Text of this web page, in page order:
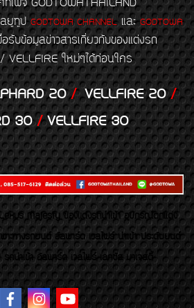
ที่เพจ GODTOWATHAILAND
ลยูทูป GODTOWA CHANNELและGODTOWA
รับข้อมูลข่าวสารเกี่ยวกับของแต่งรถ
VELLFIRE ใหม่ๆได้ก่อนใคร
20/VELLFIRE 20/
30/VELLFIRE 30
Majesty ของเเต่งรถนำเข้า อุปกรณ์ตกแต่ง
ะทางรถยนต์ อัลพาร์ด เวลไฟร์ นำเข้า ประดับยนต์
ถนำเข้า อัลพาร์ด เวลไฟร์ เลกซัส มาเจสตี้